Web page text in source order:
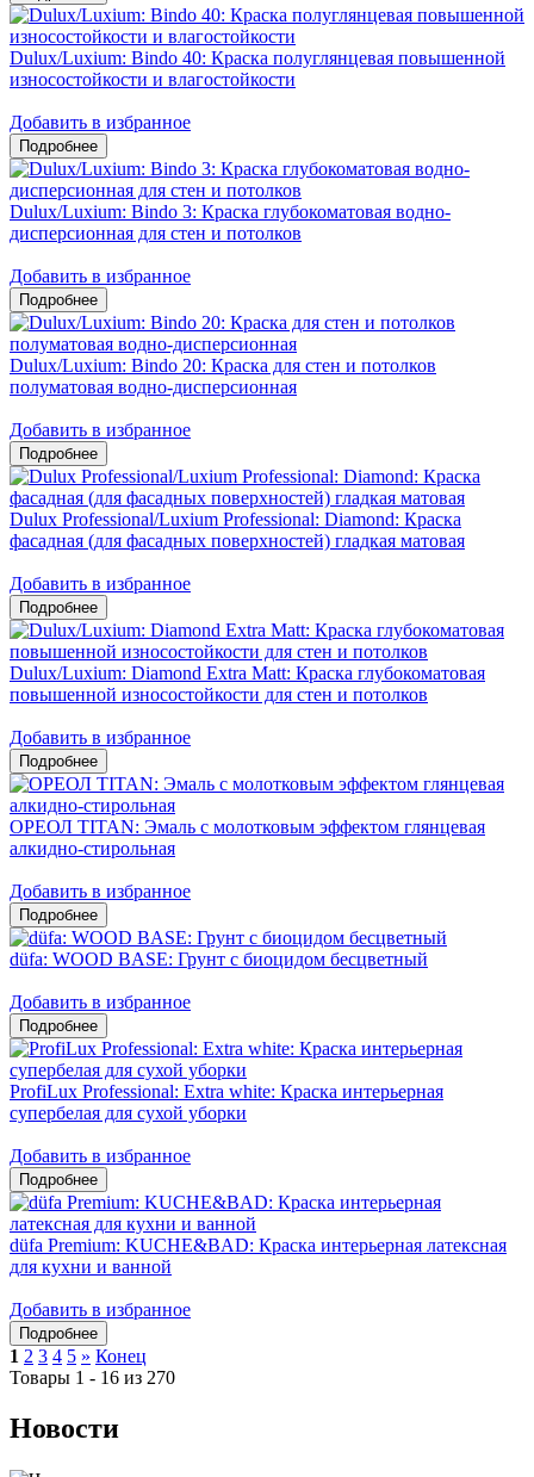
Dulux/Luxium: Bindo 40: Краска полуглянцевая повышенной
износостойкости и влагостойкости
Добавить в избранное
Dulux/Luxium: Bindo 3: Краска глубокоматовая водно-
дисперсионная для стен и потолков
Добавить в избранное
Dulux/Luxium: Bindo 20: Краска для стен и потолков
полуматовая водно-дисперсионная
Добавить в избранное
Dulux Professional/Luxium Professional: Diamond: Краска
фасадная (для фасадных поверхностей) гладкая матовая
Добавить в избранное
Dulux/Luxium: Diamond Extra Matt: Краска глубокоматовая
повышенной износостойкости для стен и потолков
Добавить в избранное
ОРЕОЛ TITAN: Эмаль с молотковым эффектом глянцевая
алкидно-стирольная
Добавить в избранное
düfa: WOOD BASE: Грунт с биоцидом бесцветный
Добавить в избранное
ProfiLux Professional: Extra white: Краска интерьерная
супербелая для сухой уборки
Добавить в избранное
düfa Premium: KUCHE&BAD: Краска интерьерная латексная
для кухни и ванной
Добавить в избранное
1 2 3 4 5 » Конец
Товары 1 - 16 из 270
Новости